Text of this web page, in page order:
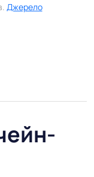
Джерело